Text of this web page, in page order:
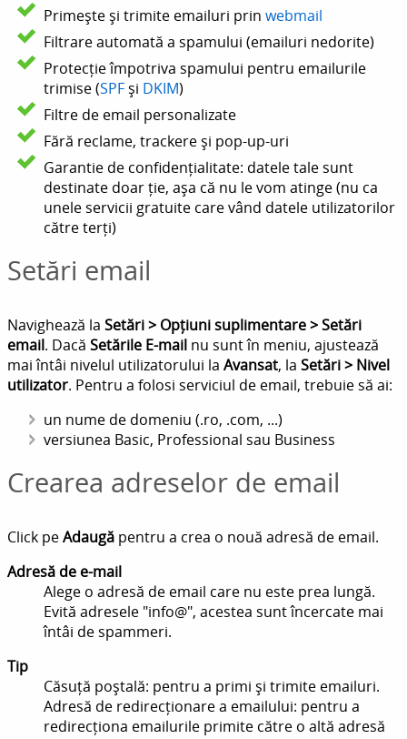
Primește și trimite emailuri prin webmail
Filtrare automată a spamului (emailuri nedorite)
Protecție împotriva spamului pentru emailurile
trimise (SPFși DKIM)
Filtre de email personalizate
Fără reclame, trackere și pop-up-uri
Garantie de confidențialitate: datele tale sunt
destinate doar ție, așa că nu le vom atinge (nu ca
unele servicii gratuite care vând datele utilizatorilor
către terți)
Setări email
Navighează la Setări > Opțiuni suplimentare > Setări
email. Dacă Setările E-mail nu sunt în meniu, ajustează
mai întâi nivelul utilizatorului la Avansat, la Setări > Nivel
utilizator. Pentru a folosi serviciul de email, trebuie să ai:
un nume de domeniu (.ro, .com, ...)
versiunea Basic, Professional sau Business
Crearea adreselor de email
Click peAdaugă pentru a crea o nouă adresă de email.
Adresă de e-mail
Alege o adresă de email care nu este prea lungă.
Evită adresele "info@", acestea sunt încercate mai
întâi de spammeri.
Tip
Căsuță poștală: pentru a primi și trimite emailuri.
Adresă de redirecționare a emailului: pentru a
redirecționa emailurile primite către o altă adresă